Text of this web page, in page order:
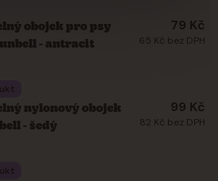
obojek pro psy
- antracit
79 Kč
65 Kč bez DPH
nylonový obojek
- šedý
99 Kč
82 Kč bez DPH